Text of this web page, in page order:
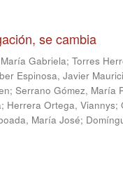
se cambia
Gabriela; Torres
Espinosa, Javier
; Serrano Gómez, María
; Herrera Ortega, Viannys;
María José;